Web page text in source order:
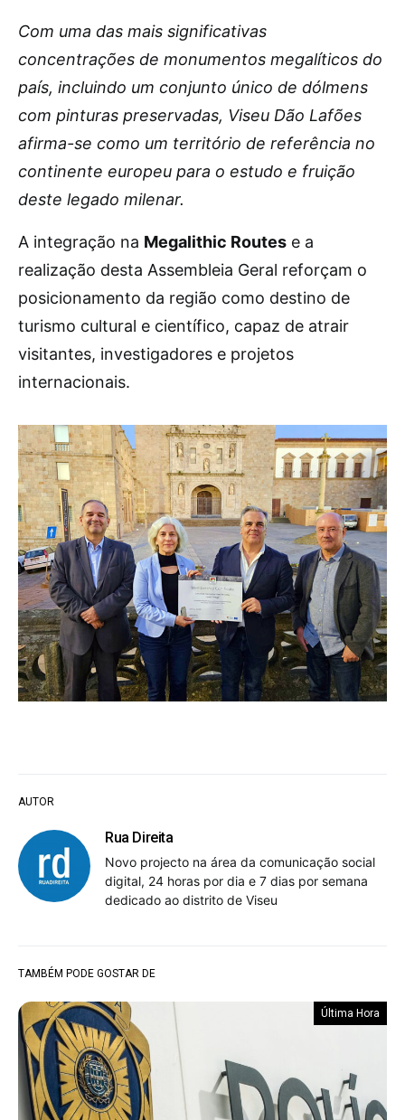
AUTOR
Rua Direita
Novo projecto na área da comunicação social
digital, 24 horas por dia e 7 dias por semana
dedicado ao distrito de Viseu
Com uma das mais significativas
concentrações de monumentos megalíticos do
país, incluindo um conjunto único de dólmens
com pinturas preservadas, Viseu Dão Lafões
afirma-se como um território de referência no
continente europeu para o estudo e fruição
deste legado milenar.
A integração na Megalithic Routes e a
realização desta Assembleia Geral reforçam o
posicionamento da região como destino de
turismo cultural e científico, capaz de atrair
visitantes, investigadores e projetos
internacionais.
TAMBÉM PODE GOSTAR DE
Última Hora